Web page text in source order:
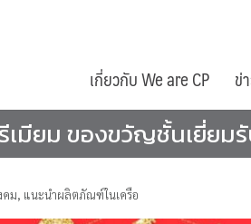
เกี่ยวกับ We are CP ข่
มียม ของขวัญชั้นเยี่ยมรั
คม, แนะนำผลิตภัณฑ์ในเครือ